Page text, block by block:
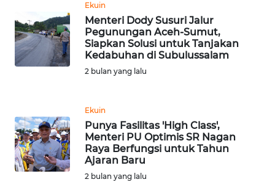
Ekuin
Menteri Dody Susuri Jalur
Pegunungan Aceh-Sumut,
Siapkan Solusi untuk Tanjakan
Kedabuhan di Subulussalam
2 bulan yang lalu
Ekuin
Punya Fasilitas 'High Class',
Menteri PU Optimis SR Nagan
Raya Berfungsi untuk Tahun
Ajaran Baru
2 bulan yang lalu
WN
NTT
PAPUA
WN
PAPUA